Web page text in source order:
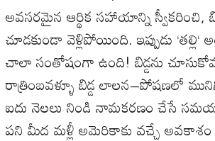
అవసరమైన ఆర్థిక సహాయాన్నిస్వీకరించి,
చూడకుండా వెళ్లిపోయింది. ఇప్పుడు ‘తల్లి‘
చాలాసంతోషంగాఉంది! బిడ్డను
రాత్రింబవళ్ళూబిడ్డలాలన–పోషణలో
ఐదు నెలలు నిండి నామకరణం చేసే
పని మీద మళ్లీఅమెరికాకు వచ్చేఅవకాశం